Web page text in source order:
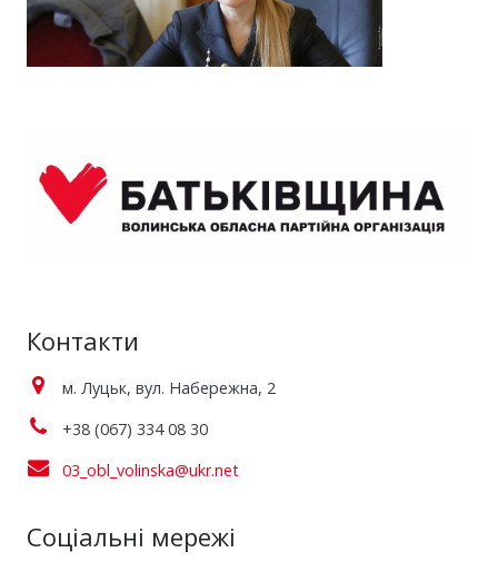
Контакти
м. Луцьк, вул. Набережна, 2
+38 (067) 334 08 30
03_obl_volinska@ukr.net
Соціальні мережі